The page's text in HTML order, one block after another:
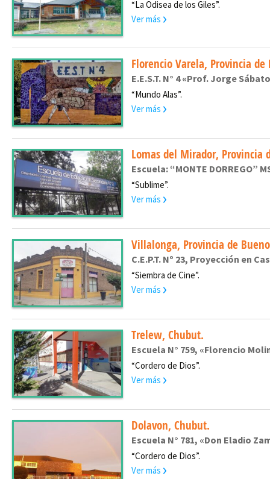
“La Odisea de los Giles”.
Ver más
Florencio Varela, Provincia de
E.E.S.T. N° 4 «Prof. Jorge
“Mundo Alas”.
Ver más
Lomas del Mirador, Provincia
Escuela: “MONTE DORREGO”
“Sublime”.
Ver más
Villalonga, Provincia de
C.E.P.T. Nº 23, Proyección en
“Siembra de Cine”.
Ver más
Trelew, Chubut.
Escuela N° 759, «Florencio
“Cordero de Dios”.
Ver más
Dolavon, Chubut.
Escuela N° 781, «Don Eladio
“Cordero de Dios”.
Ver más